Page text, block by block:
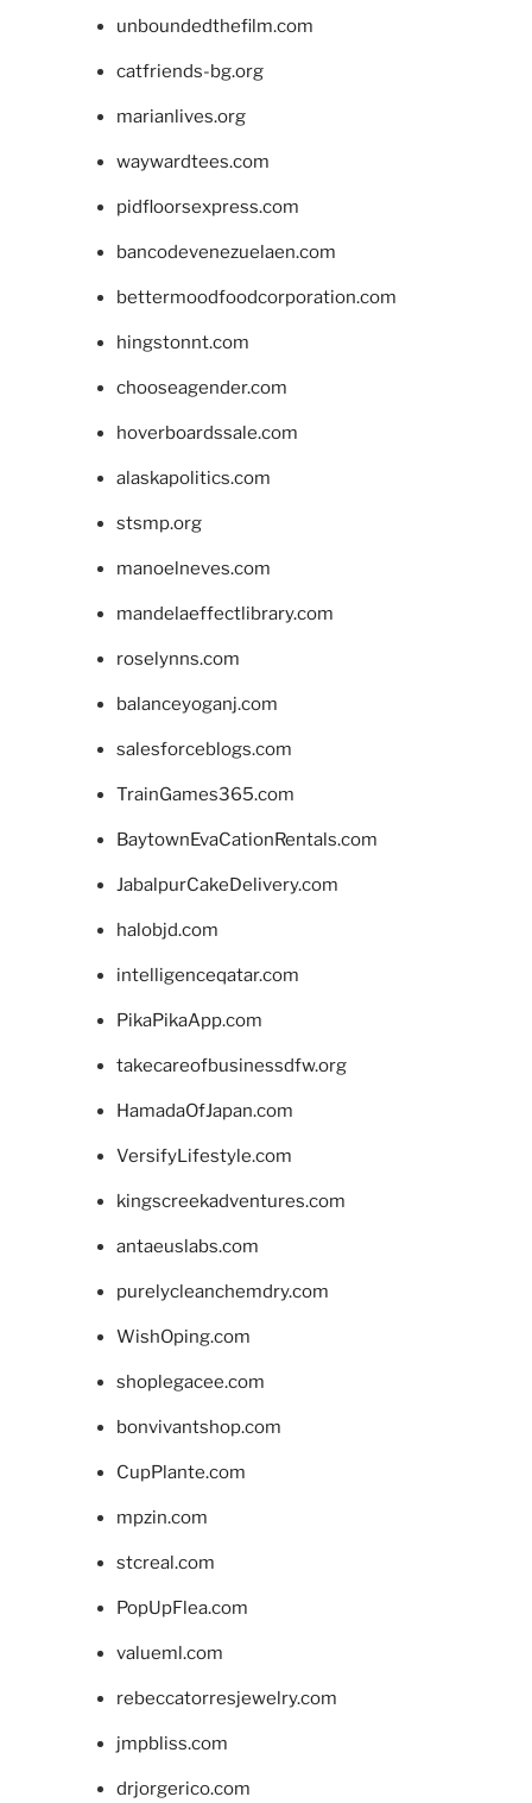
unboundedthefilm.com
catfriends-bg.org
marianlives.org
waywardtees.com
pidfloorsexpress.com
bancodevenezuelaen.com
bettermoodfoodcorporation.com
hingstonnt.com
chooseagender.com
hoverboardssale.com
alaskapolitics.com
stsmp.org
manoelneves.com
mandelaeffectlibrary.com
roselynns.com
balanceyoganj.com
salesforceblogs.com
TrainGames365.com
BaytownEvaCationRentals.com
JabalpurCakeDelivery.com
halobjd.com
intelligenceqatar.com
PikaPikaApp.com
takecareofbusinessdfw.org
HamadaOfJapan.com
VersifyLifestyle.com
kingscreekadventures.com
antaeuslabs.com
purelycleanchemdry.com
WishOping.com
shoplegacee.com
bonvivantshop.com
CupPlante.com
mpzin.com
stcreal.com
PopUpFlea.com
valueml.com
rebeccatorresjewelry.com
jmpbliss.com
drjorgerico.com